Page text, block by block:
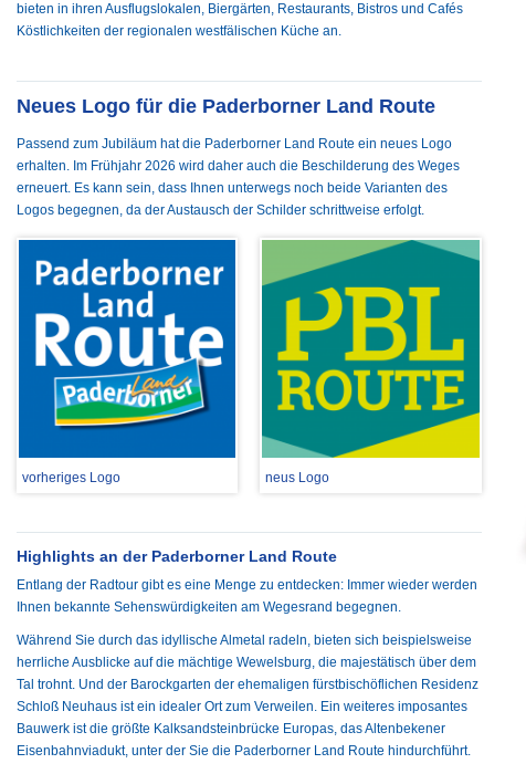
bieten in ihren Ausflugslokalen, Biergärten, Restaurants, Bistros und Cafés
Köstlichkeiten der regionalen westfälischen Küche an.
Neues Logo für die Paderborner Land Route
Passend zum Jubiläum hat die Paderborner Land Route ein neues Logo
erhalten. Im Frühjahr 2026 wird daher auch die Beschilderung des Weges
erneuert. Es kann sein, dass Ihnen unterwegs noch beide Varianten des
Logos begegnen, da der Austausch der Schilder schrittweise erfolgt.
vorheriges Logo neus Logo
Highlights an der Paderborner Land Route
Entlang der Radtour gibt es eine Menge zu entdecken: Immer wieder werden
Ihnen bekannte Sehenswürdigkeiten am Wegesrand begegnen.
Während Sie durch das idyllische Almetal radeln, bieten sich beispielsweise
herrliche Ausblicke auf die mächtige Wewelsburg, die majestätisch über dem
Tal trohnt. Und der Barockgarten der ehemaligen fürstbischöflichen Residenz
Schloß Neuhaus ist ein idealer Ort zum Verweilen. Ein weiteres imposantes
Bauwerk ist die größte Kalksandsteinbrücke Europas, das Altenbekener
Eisenbahnviadukt, unter der Sie die Paderborner Land Route hindurchführt.